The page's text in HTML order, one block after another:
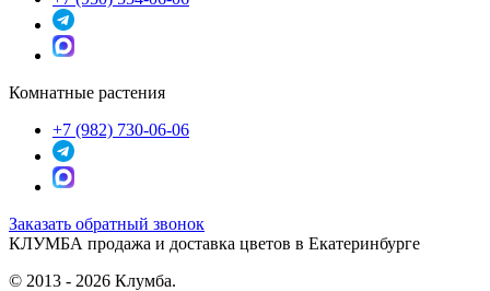
Комнатные растения
+7 (982) 730-06-06
Заказать обратный звонок
КЛУМБА продажа и доставка цветов в Екатеринбурге
© 2013 - 2026 Клумба.